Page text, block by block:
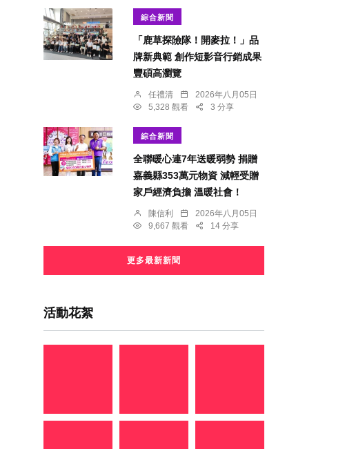
綜合新聞
「鹿草探險隊！開麥拉！」品
牌新典範 創作短影音行銷成果
豐碩高瀏覽
任禮清
2026年八月05日
5,328 觀看
3 分享
綜合新聞
全聯暖心連7年送暖弱勢 捐贈
嘉義縣353萬元物資 減輕受贈
家戶經濟負擔 溫暖社會！
陳信利
2026年八月05日
9,667 觀看
14 分享
更多最新新聞
活動花絮